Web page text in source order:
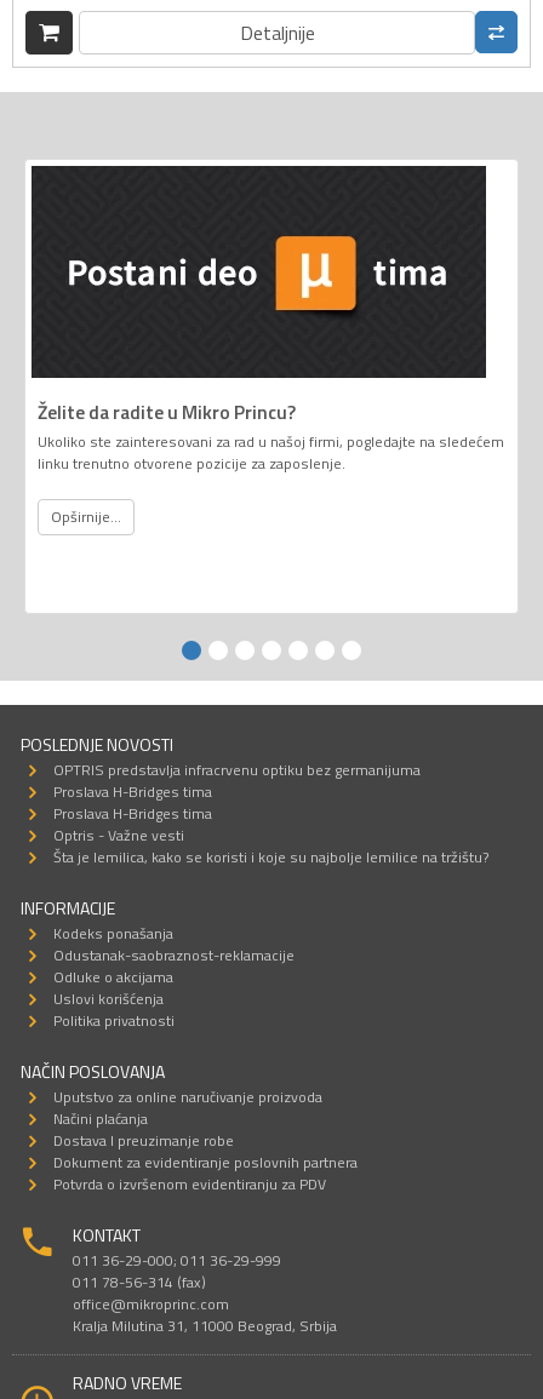
Detaljnije
Želite da radite u Mikro Princu?
Ukoliko ste zainteresovani za rad u našoj firmi, pogledajte na sledećem
linku trenutno otvorene pozicije za zaposlenje.
Opširnije...
POSLEDNJE NOVOSTI
OPTRIS predstavlja infracrvenu optiku bez germanijuma
Proslava H-Bridges tima
Proslava H-Bridges tima
Optris - Važne vesti
Šta je lemilica, kako se koristi i koje su najbolje lemilice na tržištu?
INFORMACIJE
Kodeks ponašanja
Odustanak-saobraznost-reklamacije
Odluke o akcijama
Uslovi korišćenja
Politika privatnosti
NAČIN POSLOVANJA
Uputstvo za online naručivanje proizvoda
Načini plaćanja
Dostava I preuzimanje robe
Dokument za evidentiranje poslovnih partnera
Potvrda o izvršenom evidentiranju za PDV
KONTAKT
011 36-29-000; 011 36-29-999
011 78-56-314 (fax)
office@mikroprinc.com
Kralja Milutina 31, 11000 Beograd, Srbija
RADNO VREME